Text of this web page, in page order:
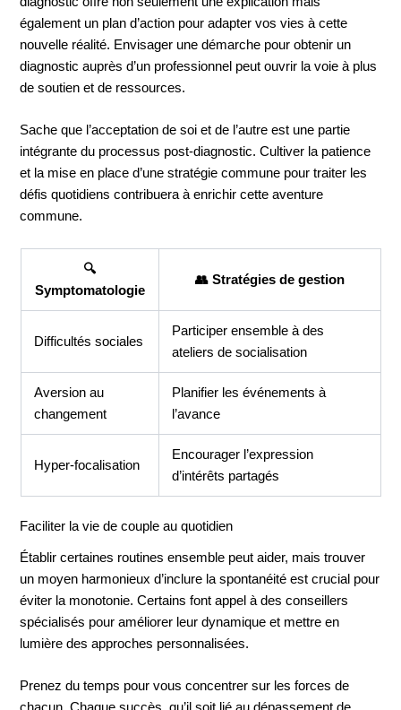
également un plan d’action pour adapter vos vies à cette
nouvelle réalité. Envisager une démarche pour obtenir un
diagnostic auprès d’un professionnel peut ouvrir la voie à plus
de soutien et de ressources.
Sache que l’acceptation de soi et de l’autre est une partie
intégrante du processus post-diagnostic. Cultiver la patience
et la mise en place d’une stratégie commune pour traiter les
défis quotidiens contribuera à enrichir cette aventure
commune.
🔍
Symptomatologie
👥 Stratégies de gestion
Difficultés sociales
Participer ensemble à des
ateliers de socialisation
Aversion au
changement
Planifier les événements à
l’avance
Hyper-focalisation
Encourager l’expression
d’intérêts partagés
Faciliter la vie de couple au quotidien
Établir certaines routines ensemble peut aider, mais trouver
un moyen harmonieux d’inclure la spontanéité est crucial pour
éviter la monotonie. Certains font appel à des conseillers
spécialisés pour améliorer leur dynamique et mettre en
lumière des approches personnalisées.
Prenez du temps pour vous concentrer sur les forces de